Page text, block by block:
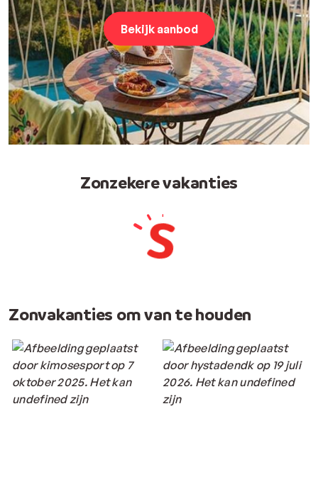
Bekijk aanbod
Zonzekere vakanties
Zonvakanties om van te houden